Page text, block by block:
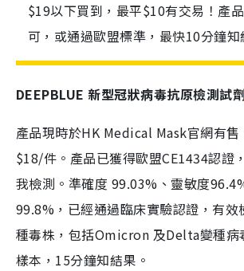
$19以下買到，最平$10有交易！產
可，或通過歐盟標準，最快10分鐘知
DEEPBLUE 新型冠狀病毒抗原檢測試劑
產品現時於HK Medical Mask官網有售
$18/件。產品已獲得歐盟CE1434認證
我檢測。準確度 99.03%、靈敏度
99.8%，已經通過臨床實驗認證，有效
種毒株，包括Omicron 及Delta變種病
樣本，15分鐘知結果。